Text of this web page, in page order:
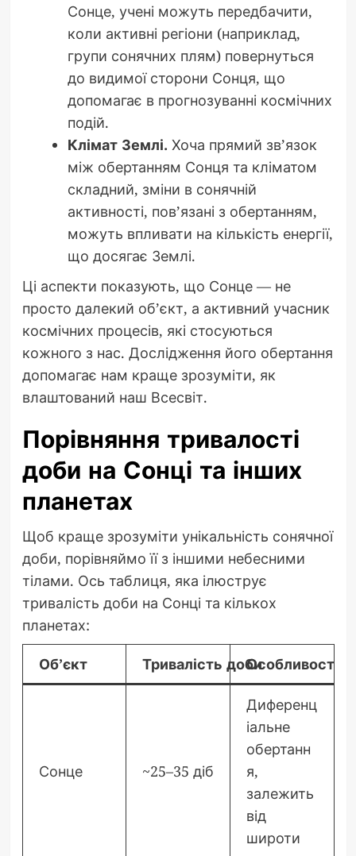
Сонце, учені можуть передбачити,
коли активні регіони (наприклад,
групи сонячних плям) повернуться
до видимої сторони Сонця, що
допомагає в прогнозуванні космічних
подій.
Клімат Землі. Хоча прямий зв’язок
між обертанням Сонця та кліматом
складний, зміни в сонячній
активності, пов’язані з обертанням,
можуть впливати на кількість енергії,
що досягає Землі.
Ці аспекти показують, що Сонце — не
просто далекий об’єкт, а активний учасник
космічних процесів, які стосуються
кожного з нас. Дослідження його обертання
допомагає нам краще зрозуміти, як
влаштований наш Всесвіт.
Порівняння тривалості
доби на Сонці та інших
планетах
Щоб краще зрозуміти унікальність сонячної
доби, порівняймо її з іншими небесними
тілами. Ось таблиця, яка ілюструє
тривалість доби на Сонці та кількох
планетах:
Об’єкт Тривалість добиОсобливості
Сонце ~25–35 діб
Диференц
іальне
обертанн
я,
залежить
від
широти